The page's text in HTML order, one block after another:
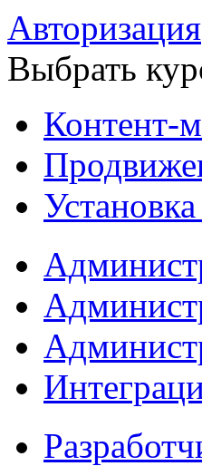
Авторизация
Выбрать
Контент-